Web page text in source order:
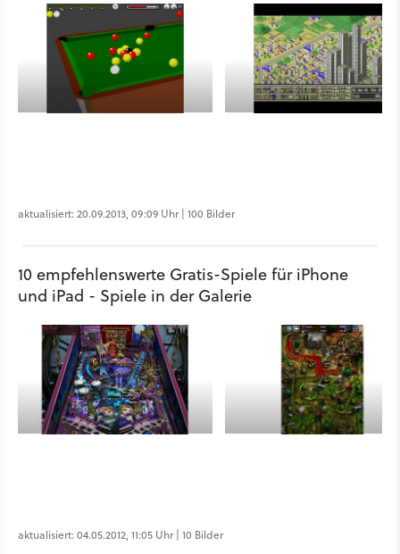
aktualisiert: 20.09.2013, 09:09 Uhr | 100 Bilder
10 empfehlenswerte Gratis-Spiele für iPhone
und iPad - Spiele in der Galerie
aktualisiert: 04.05.2012, 11:05 Uhr | 10 Bilder